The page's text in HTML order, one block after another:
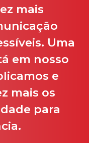
mais
Uma
em nosso
e
mais os
para